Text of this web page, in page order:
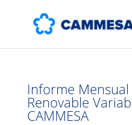
Informe
Renovable
CAMMESA